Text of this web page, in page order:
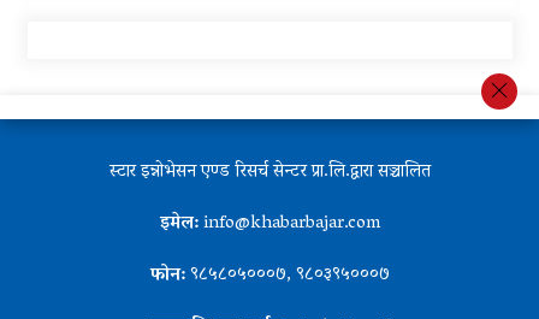
स्टार इन्नोभेसन एण्ड रिसर्च सेन्टर प्रा.लि.द्वारा सञ्चालित
इमेल:info@khabarbajar.com
फोन:९८५८०५०००७, ९८०३९५०००७